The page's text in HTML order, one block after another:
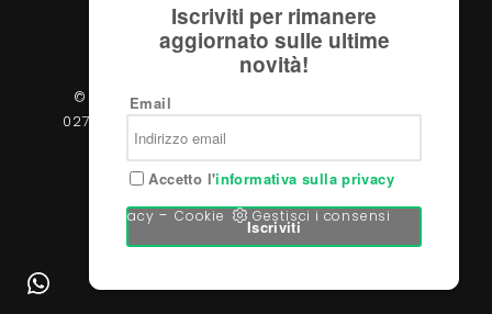
verona@davidegroppi.store
© 2026 - Perbellini Arredamenti S.r.l. - P.IVA
02783400233 - Via Verdi, 31/A - 37060, Castel
d'Azzano (Verona)
Privacy-Cookie Gestisci i consensi
Iscriviti per rimanere
aggiornato sulle ultime
novità!
Email
Accetto l'informativa sulla privacy
Iscriviti